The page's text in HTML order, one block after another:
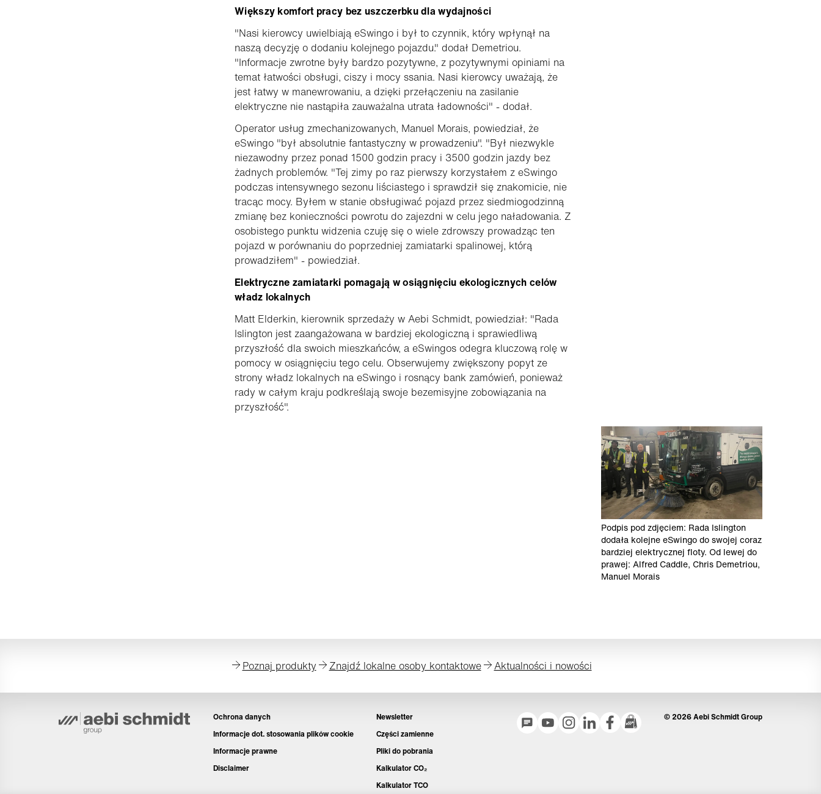
Większy komfort pracy bez uszczerbku dla wydajności
"Nasi kierowcy uwielbiają eSwingo i był to czynnik, który wpłynął na
naszą decyzję o dodaniu kolejnego pojazdu." dodał Demetriou.
"Informacje zwrotne były bardzo pozytywne, z pozytywnymi opiniami na
temat łatwości obsługi, ciszy i mocy ssania. Nasi kierowcy uważają, że
jest łatwy w manewrowaniu, a dzięki przełączeniu na zasilanie
elektryczne nie nastąpiła zauważalna utrata ładowności" - dodał.
Operator usług zmechanizowanych, Manuel Morais, powiedział, że
eSwingo "był absolutnie fantastyczny w prowadzeniu". "Był niezwykle
niezawodny przez ponad 1500 godzin pracy i 3500 godzin jazdy bez
żadnych problemów. "Tej zimy po raz pierwszy korzystałem z eSwingo
podczas intensywnego sezonu liściastego i sprawdził się znakomicie, nie
tracąc mocy. Byłem w stanie obsługiwać pojazd przez siedmiogodzinną
zmianę bez konieczności powrotu do zajezdni w celu jego naładowania. Z
osobistego punktu widzenia czuję się o wiele zdrowszy prowadząc ten
pojazd w porównaniu do poprzedniej zamiatarki spalinowej, którą
prowadziłem" - powiedział.
Elektryczne zamiatarki pomagają w osiągnięciu ekologicznych celów
władz lokalnych
Matt Elderkin, kierownik sprzedaży w Aebi Schmidt, powiedział: "Rada
Islington jest zaangażowana w bardziej ekologiczną i sprawiedliwą
przyszłość dla swoich mieszkańców, a eSwingos odegra kluczową rolę w
pomocy w osiągnięciu tego celu. Obserwujemy zwiększony popyt ze
strony władz lokalnych na eSwingo i rosnący bank zamówień, ponieważ
rady w całym kraju podkreślają swoje bezemisyjne zobowiązania na
przyszłość".
Podpis pod zdjęciem: Rada Islington
dodała kolejne eSwingo do swojej coraz
bardziej elektrycznej floty. Od lewej do
prawej: Alfred Caddle, Chris Demetriou,
Manuel Morais
Poznaj produkty Znajdź lokalne osoby kontaktowe Aktualności i nowości
Ochrona danych
Informacje dot. stosowania plików cookie
Informacje prawne
Disclaimer
Newsletter
Części zamienne
Pliki do pobrania
Kalkulator CO₂
Kalkulator TCO
© 2026 Aebi Schmidt Group